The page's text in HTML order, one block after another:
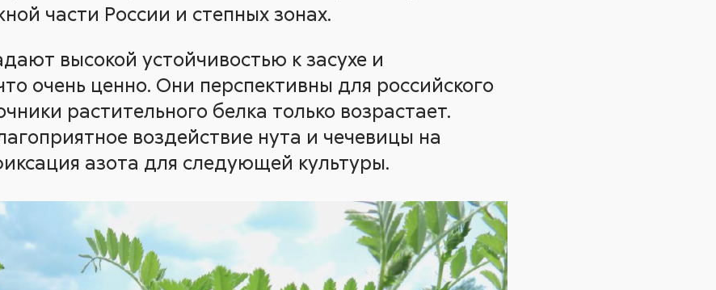
части России и степных зонах.
высокой устойчивостью к засухе и
очень ценно. Они перспективны для российского
растительного белка только возрастает.
воздействие нута и чечевицы на
азота для следующей культуры.